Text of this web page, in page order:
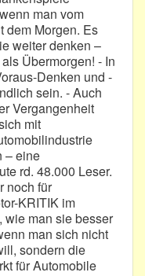
man vom
dem Morgen. Es
weiter denken –
Übermorgen! - In
Denken und -
sein. - Auch
Vergangenheit
mit
– eine
rd. 48.000 Leser.
noch für
KRITIK im
wie man sie besser
man sich nicht
sondern die
für Automobile